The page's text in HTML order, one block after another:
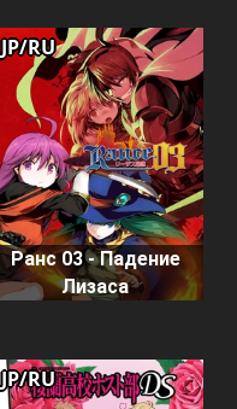
Ранс 03 - Падение
Лизаса
JP/RU
JP/RU